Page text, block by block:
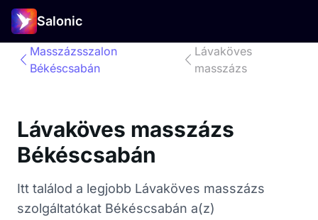
Salonic
Masszázsszalon
Békéscsabán
Lávaköves
masszázs
Lávaköves masszázs
Békéscsabán
Itt találod a legjobb Lávaköves masszázs
szolgáltatókat Békéscsabán a(z)